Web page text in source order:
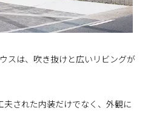
スは、吹き抜けと広いリビングが
された内装だけでなく、外観に